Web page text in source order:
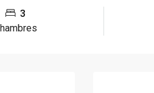
3